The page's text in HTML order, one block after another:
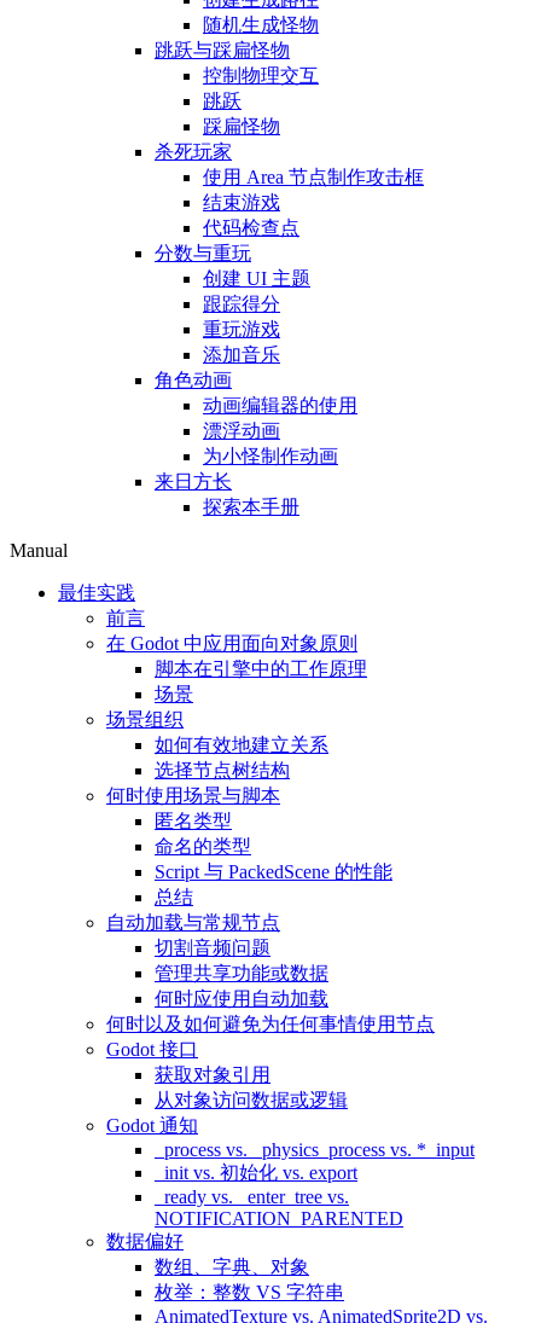
随机生成怪物
跳跃与踩扁怪物
控制物理交互
跳跃
踩扁怪物
杀死玩家
使用 Area 节点制作攻击框
结束游戏
代码检查点
分数与重玩
创建 UI 主题
跟踪得分
重玩游戏
添加音乐
角色动画
动画编辑器的使用
漂浮动画
为小怪制作动画
来日方长
探索本手册
Manual
最佳实践
前言
在 Godot 中应用面向对象原则
脚本在引擎中的工作原理
场景
场景组织
如何有效地建立关系
选择节点树结构
何时使用场景与脚本
匿名类型
命名的类型
Script 与 PackedScene 的性能
总结
自动加载与常规节点
切割音频问题
管理共享功能或数据
何时应使用自动加载
何时以及如何避免为任何事情使用节点
Godot 接口
获取对象引用
从对象访问数据或逻辑
Godot 通知
_process vs. _physics_process vs. *_input
_init vs. 初始化 vs. export
_ready vs. _enter_tree vs.
NOTIFICATION_PARENTED
数据偏好
数组、字典、对象
枚举：整数 VS 字符串
AnimatedTexture vs. AnimatedSprite2D vs.